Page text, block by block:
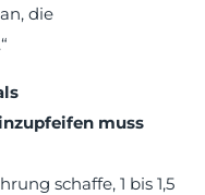
die
muss
schaffe, 1 bis 1,5